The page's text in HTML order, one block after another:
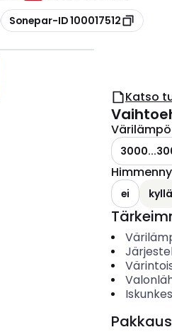
Kopioi
Sonepar-ID 100017512
Katso
ei kyllä